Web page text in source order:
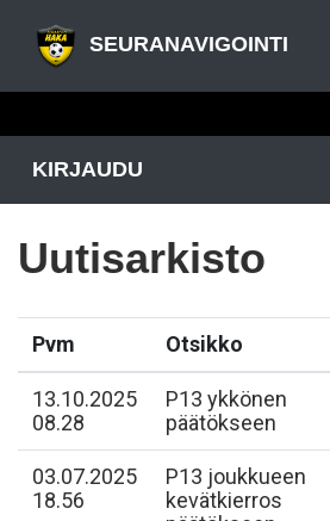
SEURANAVIGOINTI
KIRJAUDU
Uutisarkisto
Pvm Otsikko
13.10.2025
08.28
P13 ykkönen
päätökseen
03.07.2025
18.56
P13 joukkueen
kevätkierros